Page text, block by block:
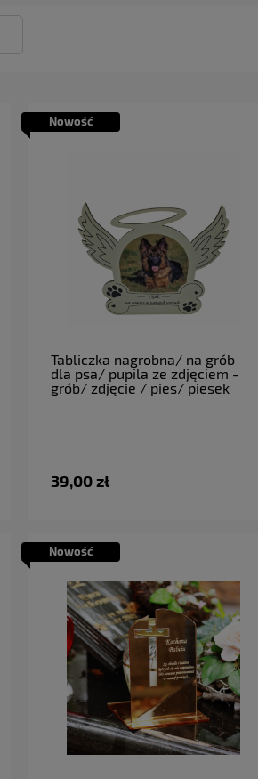
Tabliczka nagrobna/ na grób
dla psa/ pupila ze zdjęciem -
grób/ zdjęcie / pies/ piesek
39,00 zł
Nowość
Nowość